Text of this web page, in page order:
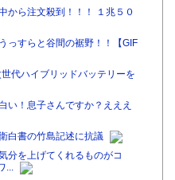
から注文殺到！！！ １兆５０
っすらと谷間の裾野！！【GIF
代ハイブリッドバッテリーを
い！息子さんですか？えええ
白書の竹島記述に抗議
分を上げてくれるものがコ
...